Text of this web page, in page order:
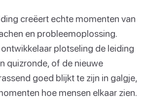
creëert echte momenten van
en probleemoplossing.
plotseling de leiding
quizronde, of de nieuwe
goed blijkt te zijn in galgje,
hoe mensen elkaar zien.